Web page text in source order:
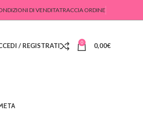
DI VENDITATRACCIA ORDINE
/ REGISTRATI 0 0,00€